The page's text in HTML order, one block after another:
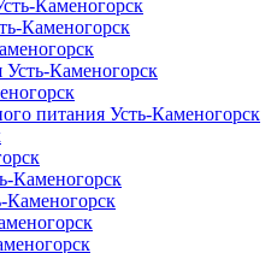
Каменогорск
Каменогорск
Усть-Каменогорск
питания Усть-Каменогорск
Каменогорск
Каменогорск